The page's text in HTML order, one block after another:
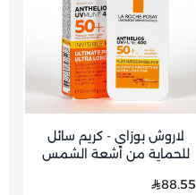
لاروش بوزاي - كريم سائل
للحماية من أشعة الشمس
88.55